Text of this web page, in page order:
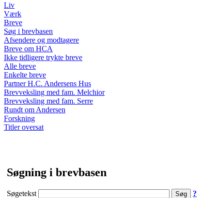
Liv
Værk
Breve
Søg i brevbasen
Afsendere og modtagere
Breve om HCA
Ikke tidligere trykte breve
Alle breve
Enkelte breve
Partner H.C. Andersens Hus
Brevveksling med fam. Melchior
Brevveksling med fam. Serre
Rundt om Andersen
Forskning
Titler oversat
Søgning i brevbasen
Søgetekst ?